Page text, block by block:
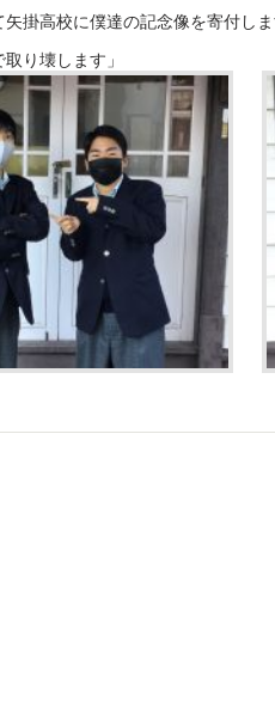
掛高校に僕達の記念像を寄付しま
り壊します」